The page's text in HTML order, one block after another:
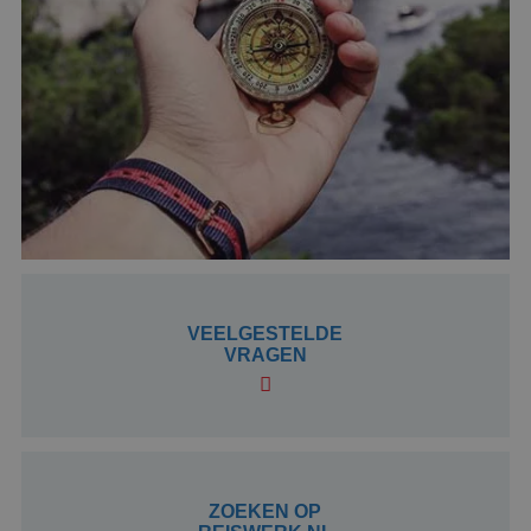
VEELGESTELDE
VRAGEN
ZOEKEN OP
LinkedIn
Corporation
Google Privacy Policy